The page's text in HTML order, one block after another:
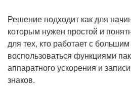
Решение подходит как для
которым нужен простой и
для тех, кто работает с
воспользоваться функциями
аппаратного ускорения и
знаков.